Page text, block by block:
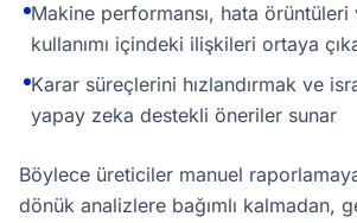
Makine performansı, hata örüntüleri
kullanımı içindeki ilişkileri ortaya
Karar süreçlerini hızlandırmak ve
yapay zeka destekli öneriler sunar
Böylece üreticiler manuel
dönük analizlere bağımlı kalmadan,